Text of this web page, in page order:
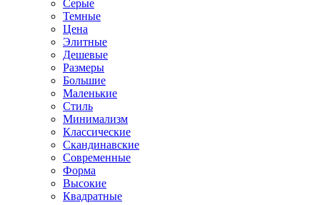
Серые
Темные
Цена
Элитные
Дешевые
Размеры
Большие
Маленькие
Стиль
Минимализм
Классические
Скандинавские
Современные
Форма
Высокие
Квадратные